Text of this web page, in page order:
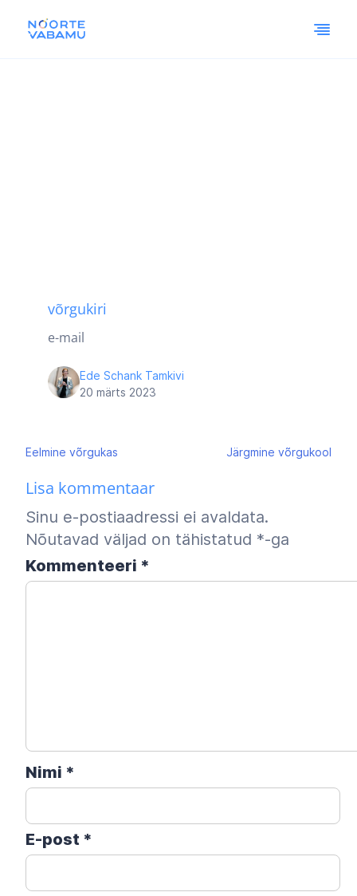
võrgukiri
e-mail
Ede Schank Tamkivi
20 märts 2023
Navigeerimine
Eelmine võrgukas Järgmine võrgukool
Lisa kommentaar
Sinu e-postiaadressi ei avaldata.
Nõutavad väljad on tähistatud *-ga
Kommenteeri *
Nimi *
E-post *